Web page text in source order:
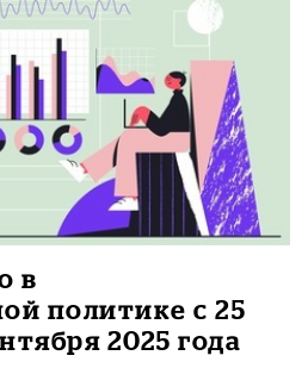
в
политике с 25
2025 года